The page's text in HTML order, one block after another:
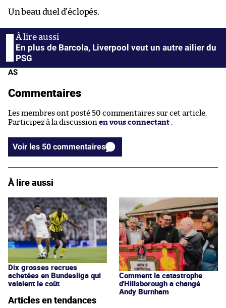
Un beau duel d’éclopés.
En plus de Barcola, Liverpool veut un autre ailier du
PSG
AS
Commentaires
Les membres ont posté 50 commentaires sur cet article.
Participez à la discussion en vous connectant
Voir les 50 commentaires
À lire aussi
Dix grosses recrues
achetées en Bundesliga qui
valaient le coût
Comment la catastrophe
d'Hillsborough a changé
Andy Burnham
Articles en tendances